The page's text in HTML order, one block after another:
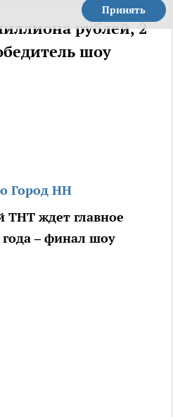
Принять
рублей, 2
шоу
Город НН
ТНТ ждет главное
– финал шоу